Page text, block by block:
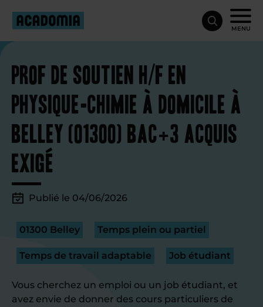
MENU
Prof de soutien H/F en
physique-chimie à domicile à
Belley (01300) Bac+3 acquis
exigé
Publié le 04/06/2026
01300 Belley Temps plein ou partiel
Temps de travail adaptable Job étudiant
Vous cherchez un emploi ou un job étudiant, et
avez envie de donner des cours particuliers de